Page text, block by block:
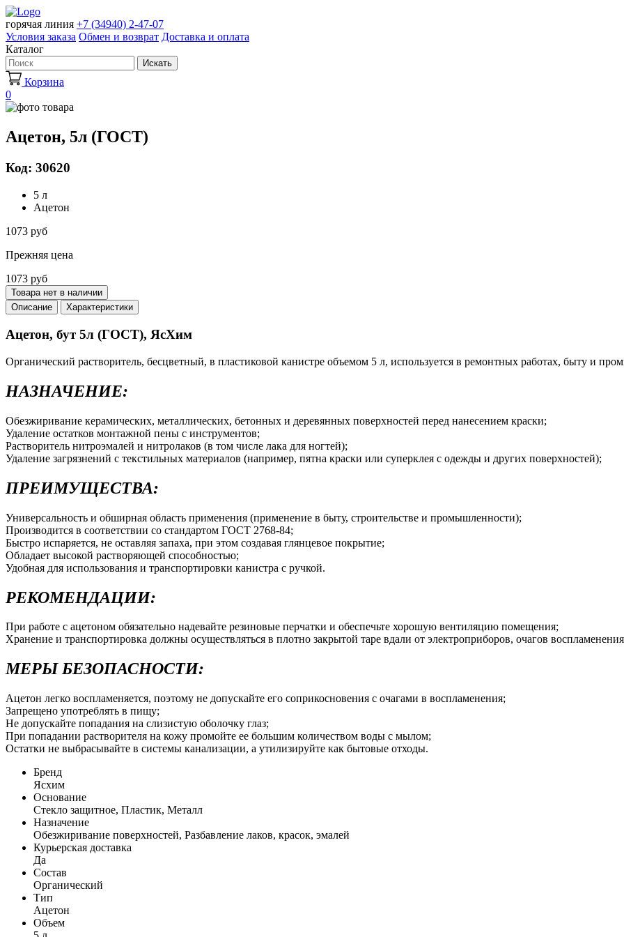
горячая линия +7 (34940) 2-47-07
Условия заказа Обмен и возврат Доставка и оплата
Каталог
Искать
Корзина
0
Ацетон, 5л (ГОСТ)
Код: 30620
5 л
Ацетон
1073 руб
Прежняя цена
1073 руб
Товара нет в наличии
Описание
Характеристики
Ацетон, бут 5л (ГОСТ), ЯсХим
Органический растворитель, бесцветный, в пластиковой канистре объемом 5 л, используется в ремонтных работах, быту и
НАЗНАЧЕНИЕ:
Обезжиривание керамических, металлических, бетонных и деревянных поверхностей перед нанесением краски;
Удаление остатков монтажной пены с инструментов;
Растворитель нитроэмалей и нитролаков (в том числе лака для ногтей);
Удаление загрязнений с текстильных материалов (например, пятна краски или суперклея с одежды и других поверхностей);
ПРЕИМУЩЕСТВА:
Универсальность и обширная область применения (применение в быту, строительстве и промышленности);
Производится в соответствии со стандартом ГОСТ 2768-84;
Быстро испаряется, не оставляя запаха, при этом создавая глянцевое покрытие;
Обладает высокой растворяющей способностью;
Удобная для использования и транспортировки канистра с ручкой.
РЕКОМЕНДАЦИИ:
При работе с ацетоном обязательно надевайте резиновые перчатки и обеспечьте хорошую вентиляцию помещения;
Хранение и транспортировка должны осуществляться в плотно закрытой таре вдали от электроприборов, очагов
МЕРЫ БЕЗОПАСНОСТИ:
Ацетон легко воспламеняется, поэтому не допускайте его соприкосновения с очагами в воспламенения;
Запрещено употреблять в пищу;
Не допускайте попадания на слизистую оболочку глаз;
При попадании растворителя на кожу промойте ее большим количеством воды с мылом;
Остатки не выбрасывайте в системы канализации, а утилизируйте как бытовые отходы.
Бренд
Ясхим
Основание
Стекло защитное, Пластик, Металл
Назначение
Обезжиривание поверхностей, Разбавление лаков, красок, эмалей
Курьерская доставка
Да
Состав
Органический
Тип
Ацетон
Объем